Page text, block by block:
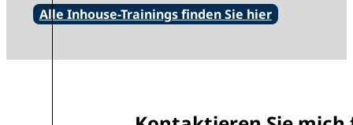
Alle Inhouse-Trainings finden Sie hier